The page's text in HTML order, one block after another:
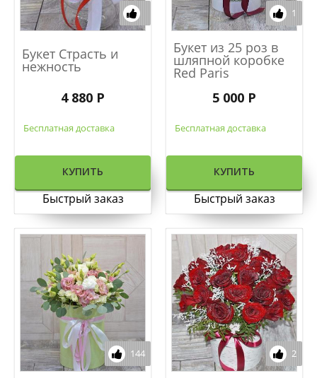
Букет Страсть и
нежность
4 880 Р
Бесплатная доставка
КУПИТЬ
Быстрый заказ
1
Букет из 25 роз в
шляпной коробке
Red Paris
5 000 Р
Бесплатная доставка
КУПИТЬ
Быстрый заказ
144 2